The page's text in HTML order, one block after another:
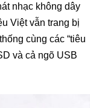
nhạc không dây
Việt vẫn trang bị
cùng các “tiêu
và cả ngõ USB